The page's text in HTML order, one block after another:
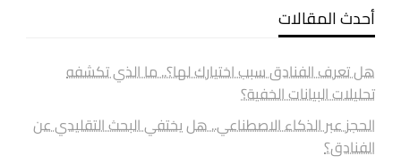
أحدث المقالات
هل تعرف الفنادق سبب اختيارك لها؟.. ما الذي تكشفه
تحليلات البيانات الخفية؟
الحجز عبر الذكاء الاصطناعي.. هل يختفي البحث التقليدي عن
الفنادق؟